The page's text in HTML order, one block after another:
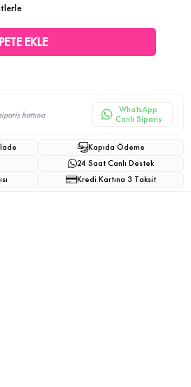
hattına
WhatsApp
Canlı Sipariş
Kapıda Ödeme
24 Saat Canlı Destek
Kredi Kartına 3 Taksit